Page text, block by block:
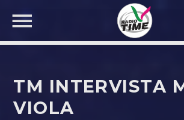
TM INTERVISTA
VIOLA